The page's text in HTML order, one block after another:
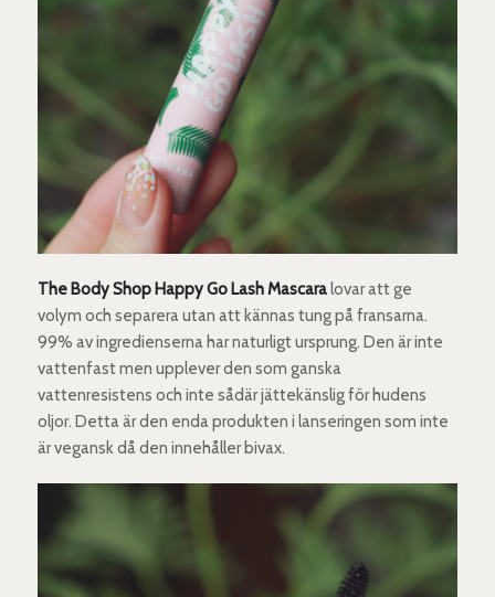
The Body Shop Happy Go Lash Mascaralovar att ge
volym och separera utan att kännas tung på fransarna.
99% av ingredienserna har naturligt ursprung. Den är inte
vattenfast men upplever den som ganska
vattenresistens och inte sådär jättekänslig för hudens
oljor. Detta är den enda produkten i lanseringen som inte
är vegansk då den innehåller bivax.